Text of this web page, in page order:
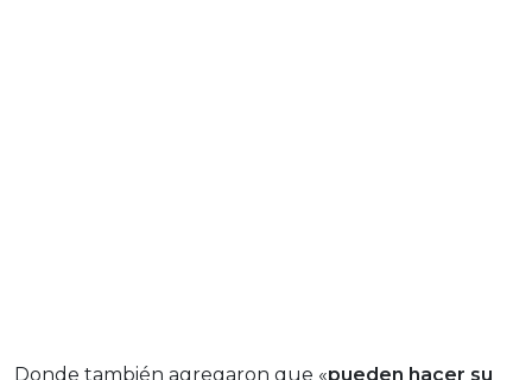
Donde también agregaron que «pueden hacer su